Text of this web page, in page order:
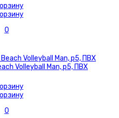
0
Volleyball Man, р5, ПВХ
0